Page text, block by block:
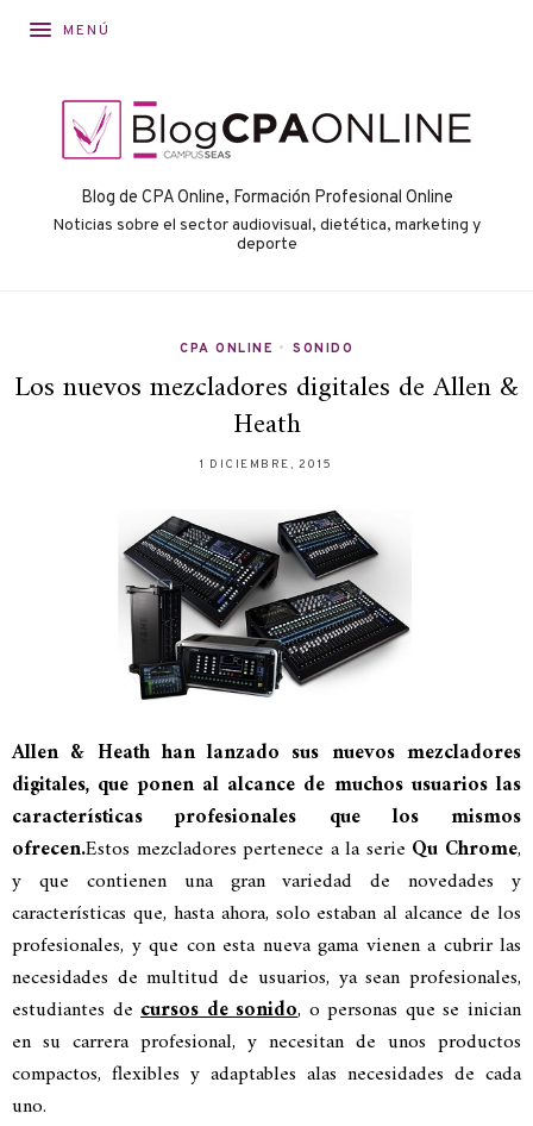
MENÚ
Blog de CPA Online, Formación Profesional Online
Noticias sobre el sector audiovisual, dietética, marketing y
deporte
CPA ONLINE • SONIDO
Los nuevos mezcladores digitales de Allen &
Heath
1 DICIEMBRE, 2015
Allen & Heath han lanzado sus nuevos mezcladores
digitales, que ponen al alcance de muchos usuarios las
características profesionales que los mismos
ofrecen.Estos mezcladores pertenece a la serie Qu Chrome,
y que contienen una gran variedad de novedades y
características que, hasta ahora, solo estaban al alcance de los
profesionales, y que con esta nueva gama vienen a cubrir las
necesidades de multitud de usuarios, ya sean profesionales,
estudiantes decursos de sonido, o personas que se inician
en su carrera profesional, y necesitan de unos productos
compactos, flexibles y adaptables alas necesidades de cada
uno.